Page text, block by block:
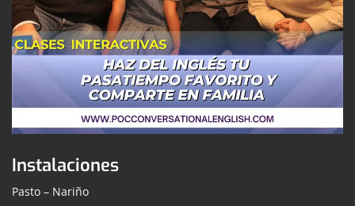
Instalaciones
Pasto – Nariño